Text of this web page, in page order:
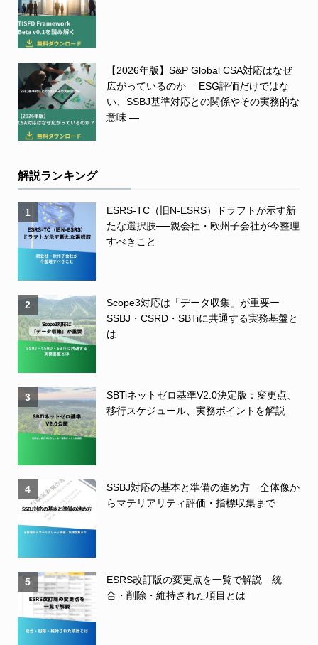
【2026年版】S&P Global CSA対応はなぜ
広がっているのか― ESG評価だけではな
い、SSBJ基準対応との関係やその実務的な
意味 ―
解説ランキング
1
ESRS-TC（旧N-ESRS）ドラフトが示す新
たな選択肢──親会社・欧州子会社が今整理
すべきこと
2
Scope3対応は「データ収集」が重要ー
SSBJ・CSRD・SBTiに共通する実務基盤と
は
3
SBTiネットゼロ基準V2.0決定版：変更点、
移行スケジュール、実務ポイントを解説
4
SSBJ対応の基本と準備の進め方 全体像か
らマテリアリティ評価・指標収集まで
5
ESRS改訂版の変更点を一覧で解説 統
合・削除・維持された項目とは